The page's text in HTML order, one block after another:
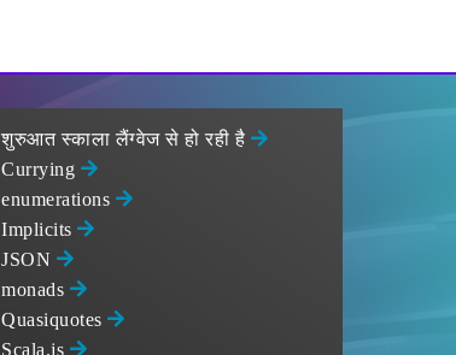
शुरुआत स्काला लैंग्वेज से हो रही है
Currying
enumerations
Implicits
JSON
monads
Quasiquotes
Scala.js